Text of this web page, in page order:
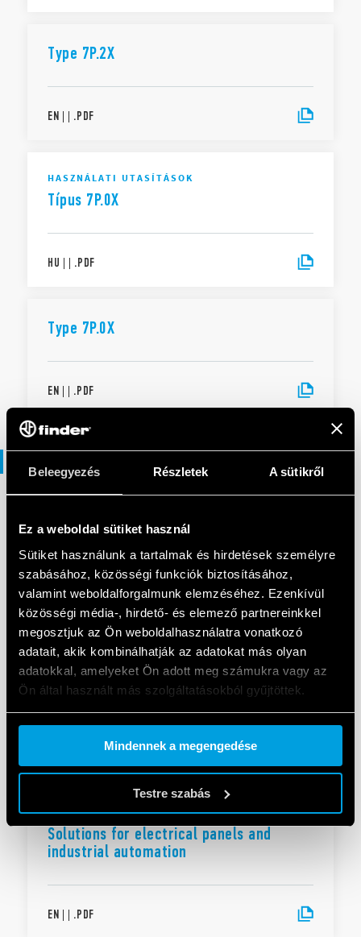
Beleegyezés Részletek A sütikről
Ez a weboldal sütiket használ
Sütiket használunk a tartalmak és hirdetések személyre
szabásához, közösségi funkciók biztosításához,
valamint weboldalforgalmunk elemzéséhez. Ezenkívül
közösségi média-, hirdető- és elemező partnereinkkel
megosztjuk az Ön weboldalhasználatra vonatkozó
adatait, akik kombinálhatják az adatokat más olyan
adatokkal, amelyeket Ön adott meg számukra vagy az
Ön által használt más szolgáltatásokból gyűjtöttek.
Cookie policy.
Mindennek a megengedése
Testre szabás
Type 7P.2X
EN | | .PDF
HASZNÁLATI UTASÍTÁSOK
Típus 7P.0X
HU | | .PDF
Type 7P.0X
EN | | .PDF
PROSPEKTUSOK
Solutions for electrical panels and
EN|3 MB| .PDF
Solutions for electrical panels and
industrial automation
EN | | .PDF